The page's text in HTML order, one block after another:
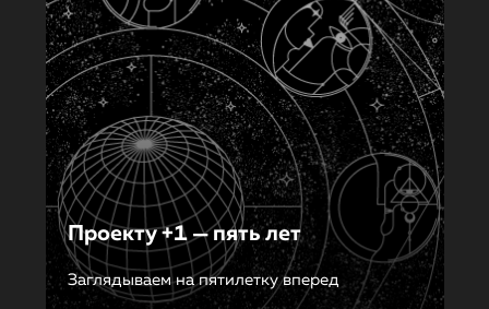
Проекту +1 — пять лет
Заглядываем на пятилетку вперед